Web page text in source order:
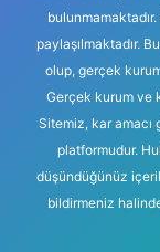
paylaşılmaktadır.
olup, gerçek
Gerçek kurum ve
Sitemiz, kar amacı
platformudur.
düşündüğünüz
bildirmeniz